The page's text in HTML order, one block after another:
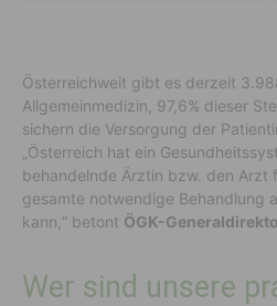
Österreichweit gibt es derzeit
Allgemeinmedizin, 97,6% dieser
sichern die Versorgung der
„Österreich hat ein
behandelnde Ärztin bzw. den Arzt
gesamte notwendige Behandlung
kann,“ betont ÖGK-
Wer sind unsere